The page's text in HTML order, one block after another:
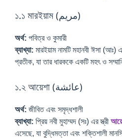
১.১ মারইয়াম (مريم)
অর্থ: পবিত্র ও কুমারী
ব্যাখ্যা: মারইয়াম নামটি মহানবী ঈসা (আঃ)
প্রতীক, যা তার ধারককে একটি মহৎ ও
১.২ আয়েশা (عائشة)
অর্থ: জীবিত এবং সমৃদ্ধশালী
ব্যাখ্যা: প্রিয় নবী মুহাম্মদ (সঃ) এর স্ত্রী
এসেছে, যা বুদ্ধিমত্তা এবং শক্তিশালী